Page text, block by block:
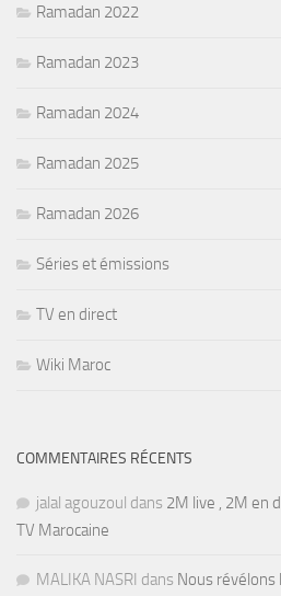
Ramadan 2022
Ramadan 2023
Ramadan 2024
Ramadan 2025
Ramadan 2026
Séries et émissions
TV en direct
Wiki Maroc
COMMENTAIRES RÉCENTS
jalal agouzoul dans 2M live , 2M en
TV Marocaine
MALIKA NASRI dans Nous révélons